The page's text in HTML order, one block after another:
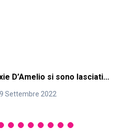
D’Amelio si sono lasciati...
Settembre 2022